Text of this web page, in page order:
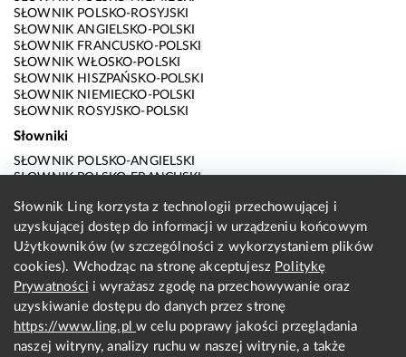
SŁOWNIK POLSKO-ROSYJSKI
SŁOWNIK ANGIELSKO-POLSKI
SŁOWNIK FRANCUSKO-POLSKI
SŁOWNIK WŁOSKO-POLSKI
SŁOWNIK HISZPAŃSKO-POLSKI
SŁOWNIK NIEMIECKO-POLSKI
SŁOWNIK ROSYJSKO-POLSKI
Słowniki
SŁOWNIK POLSKO-ANGIELSKI
SŁOWNIK POLSKO-FRANCUSKI
SŁOWNIK POLSKO-HISZPAŃSKI
SŁOWNIK POLSKO-NIEMIECKI
SŁOWNIK POLSKO-ROSYJSKI
SŁOWNIK ANGIELSKO-POLSKI
SŁOWNIK FRANCUSKO-POLSKI
SŁOWNIK WŁOSKO-POLSKI
SŁOWNIK HISZPAŃSKO-POLSKI
SŁOWNIK NIEMIECKO-POLSKI
SŁOWNIK ROSYJSKO-POLSKI
Słownik Ling korzysta z technologii przechowującej i
uzyskującej dostęp do informacji w urządzeniu końcowym
Użytkowników (w szczególności z wykorzystaniem plików
cookies). Wchodząc na stronę akceptujesz Politykę
Prywatności i wyrażasz zgodę na przechowywanie oraz
uzyskiwanie dostępu do danych przez stronę
https://www.ling.plw celu poprawy jakości przeglądania
naszej witryny, analizy ruchu w naszej witrynie, a także